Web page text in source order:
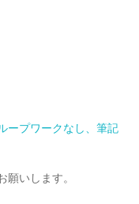
ープワークなし、筆記
願いします。